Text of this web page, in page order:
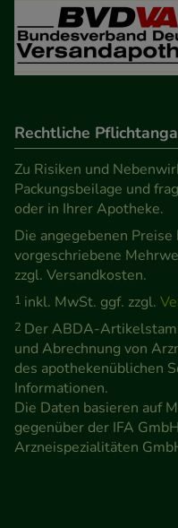
Rechtliche
Zu Risiken und
Packungsbeilage und
oder in Ihrer Apotheke.
Die angegebenen
vorgeschriebene
zzgl. Versandkosten.
1 inkl. MwSt. ggf. zzgl.
2 Der ABDA-
und Abrechnung von
des apothekenüblichen
Informationen.
Die Daten basieren auf
gegenüber der IFA
Arzneispezialitäten